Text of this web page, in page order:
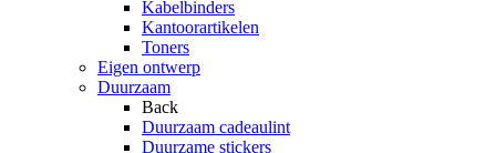
Kabelbinders
Kantoorartikelen
Toners
Eigen ontwerp
Duurzaam
Back
Duurzaam cadeaulint
Duurzame stickers